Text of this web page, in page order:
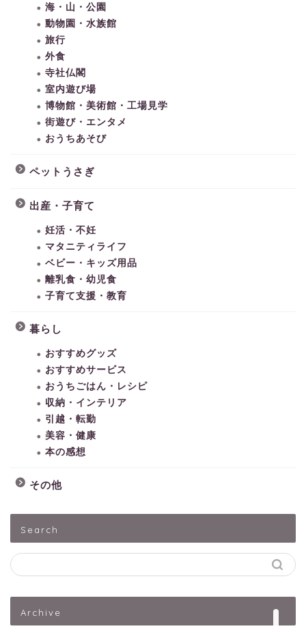
海・山・公園
動物園・水族館
旅行
外食
寺社仏閣
室内遊び場
博物館・美術館・工場見学
街遊び・エンタメ
おうちあそび
ペットうさぎ
出産・子育て
妊活・不妊
マタニティライフ
ベビー・キッズ用品
離乳食・幼児食
子育て支援・教育
暮らし
おすすめグッズ
おすすめサービス
おうちごはん・レシピ
収納・インテリア
引越・転勤
美容・健康
本の感想
その他
Search
Archive
出産・子育て